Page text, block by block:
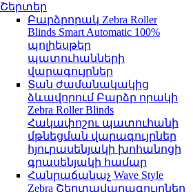
Շերտեր
Բարձրորակ Zebra Roller
Blinds Smart Automatic 100%
պոլիեսթեր
պատուհանների
վարագույրներ
Տան ժամանակակից
ձևավորում Բարձր որակի
Zebra Roller Blinds
Հակափոշու պատուհանի
մթնեցման վարագույրներ
հյուրասենյակի խոհանոցի
գրասենյակի համար
Հանրաճանաչ Wave Style
Zebra Շերտավարագույրներ